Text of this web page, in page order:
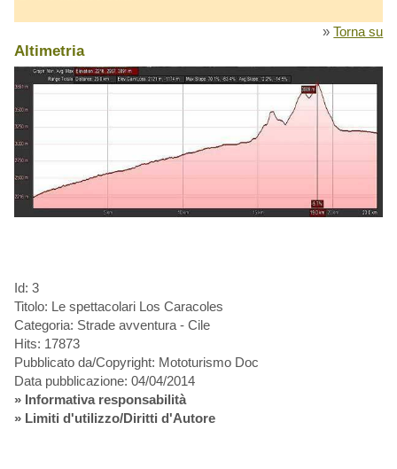
»Torna su
Altimetria
Id: 3
Titolo: Le spettacolari Los Caracoles
Categoria: Strade avventura - Cile
Hits: 17873
Pubblicato da/Copyright: Mototurismo Doc
Data pubblicazione: 04/04/2014
» Informativa responsabilità
» Limiti d'utilizzo/Diritti d'Autore